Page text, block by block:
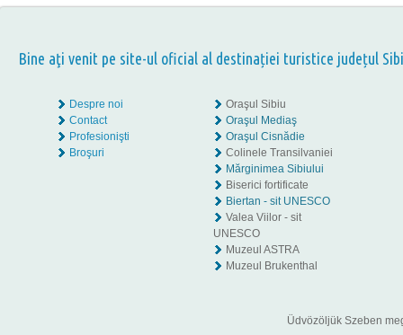
Bine aţi venit pe site-ul oficial al destinației turistice județul
Despre noi
Contact
Profesionişti
Broşuri
Oraşul Sibiu
Oraşul Mediaş
Oraşul Cisnădie
Colinele Transilvaniei
Mărginimea Sibiului
Biserici fortificate
Biertan - sit UNESCO
Valea Viilor - sit
UNESCO
Muzeul ASTRA
Muzeul Brukenthal
Üdvözöljük Szeben